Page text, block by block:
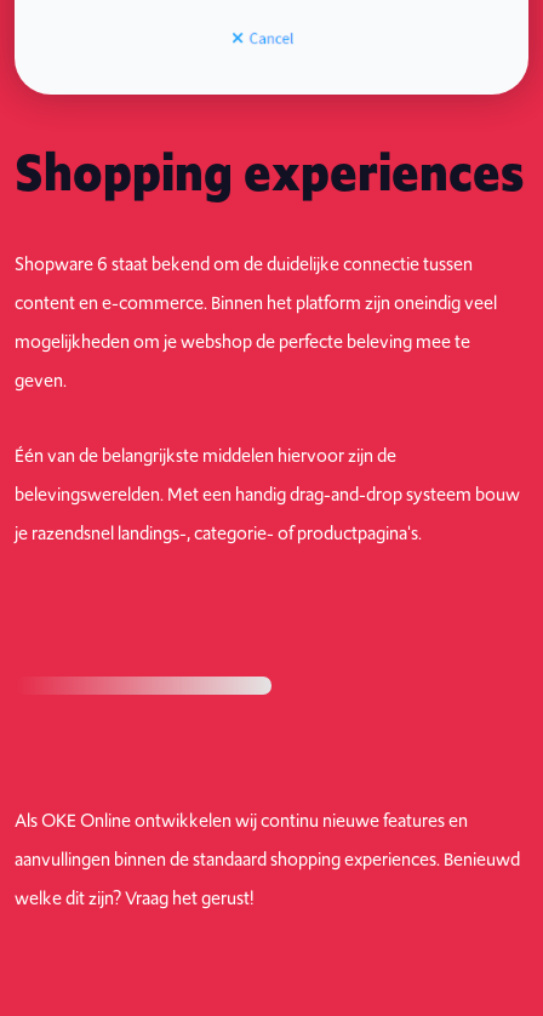
Shopping experiences
Shopware 6 staat bekend om de duidelijke connectie tussen
content en e-commerce. Binnen het platform zijn oneindig veel
mogelijkheden om je webshop de perfecte beleving mee te
geven.
Één van de belangrijkste middelen hiervoor zijn de
belevingswerelden. Met een handig drag-and-drop systeem bouw
je razendsnel landings-, categorie- of productpagina's.
Als OKE Online ontwikkelen wij continu nieuwe features en
aanvullingen binnen de standaard shopping experiences. Benieuwd
welke dit zijn? Vraag het gerust!